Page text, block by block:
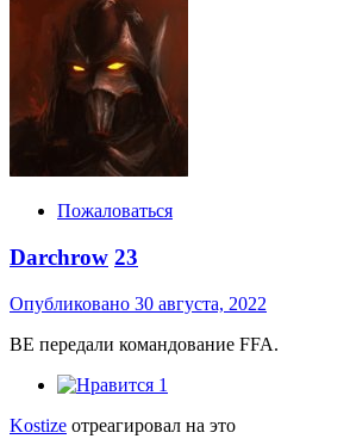
Пожаловаться
Darchrow 23
Опубликовано 30 августа, 2022
BE передали командование FFA.
1
Kostize отреагировал на это